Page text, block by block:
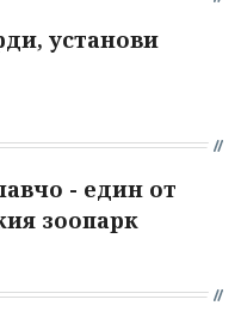
установи
- един от
зоопарк